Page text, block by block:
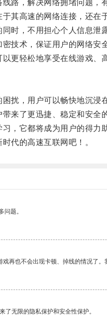
，解决网络拥堵问题，有
高速的网络连接，还在于
，不用担心个人信息泄露
术，保证用户的网络安全
轻松地享受在线游戏、高
，用户可以畅快地沉浸在
了更迅捷、稳定和安全的
它都将成为用户的得力助
代的高速互联网吧！。
问题。
再也不会出现卡顿、掉线的情况了
了无限的隐私保护和安全性保护。